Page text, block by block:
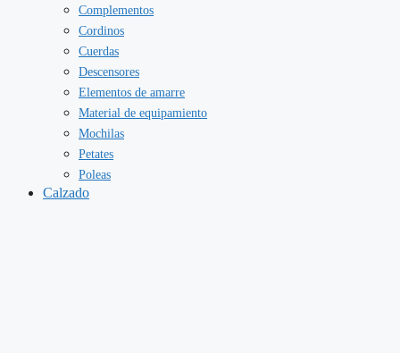
Complementos
Cordinos
Cuerdas
Descensores
Elementos de amarre
Material de equipamiento
Mochilas
Petates
Poleas
Calzado